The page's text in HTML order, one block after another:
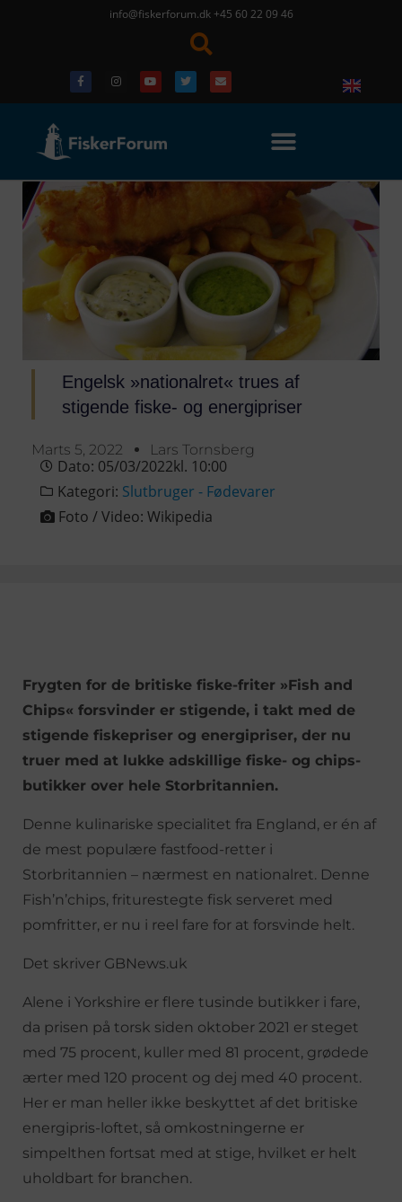
info@fiskerforum.dk +45 60 22 09 46
Engelsk »nationalret« trues af
stigende fiske- og energipriser
Marts 5, 2022 Lars Tornsberg
Dato: 05/03/2022kl. 10:00
Kategori: Slutbruger - Fødevarer
Foto / Video: Wikipedia
Frygten for de britiske fiske-friter »Fish and
Chips« forsvinder er stigende, i takt med de
stigende fiskepriser og energipriser, der nu
truer med at lukke adskillige fiske- og chips-
butikker over hele Storbritannien.
Denne kulinariske specialitet fra England, er én af
de mest populære fastfood-retter i
Storbritannien – nærmest en nationalret. Denne
Fish’n’chips, friturestegte fisk serveret med
pomfritter, er nu i reel fare for at forsvinde helt.
Det skriver GBNews.uk
Alene i Yorkshire er flere tusinde butikker i fare,
da prisen på torsk siden oktober 2021 er steget
med 75 procent, kuller med 81 procent, grødede
ærter med 120 procent og dej med 40 procent.
Her er man heller ikke beskyttet af det britiske
energipris-loftet, så omkostningerne er
simpelthen fortsat med at stige, hvilket er helt
uholdbart for branchen.